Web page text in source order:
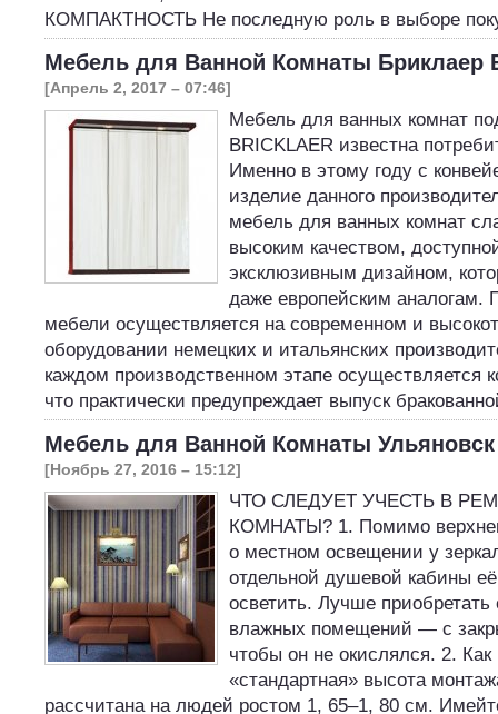
КОМПАКТНОСТЬ Не последную роль в выборе
Мебель для Ванной Комнаты Бриклаер
[Апрель 2, 2017 – 07:46]
Мебель для ванных комнат
BRICKLAER известна
Именно в этому году с
изделие данного
мебель для ванных комнат
высоким качеством,
эксклюзивным дизайном,
даже европейским аналогам.
мебели осуществляется на современном и
оборудовании немецких и итальянских
каждом производственном этапе осуществляется
что практически предупреждает выпуск
Мебель для Ванной Комнаты Ульяновск
[Ноябрь 27, 2016 – 15:12]
ЧТО СЛЕДУЕТ УЧЕСТЬ В
КОМНАТЫ? 1. Помимо
о местном освещении у
отдельной душевой кабины
осветить. Лучше приобретать
влажных помещений — с
чтобы он не окислялся. 2. Как
«стандартная» высота
рассчитана на людей ростом 1, 65–1, 80 см.